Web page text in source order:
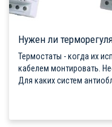
Нужен ли
Термостаты - когда их
кабелем монтировать.
Для каких систем